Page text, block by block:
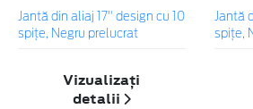
Jantă din aliaj 17" design cu 10
spițe, Negru prelucrat
Vizualizați
detalii
Jantă
spițe,